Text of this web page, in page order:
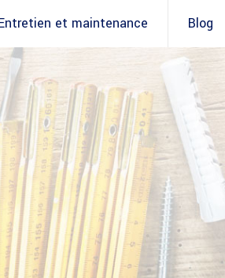
et maintenance Blog